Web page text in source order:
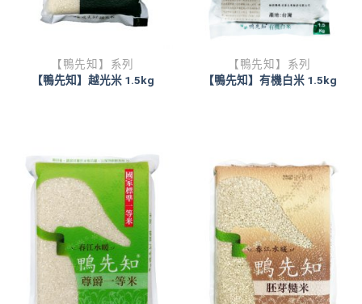
【鴨先知】系列
【鴨先知】越光米 1.5kg
【鴨先知】系列
【鴨先知】有機白米 1.5kg